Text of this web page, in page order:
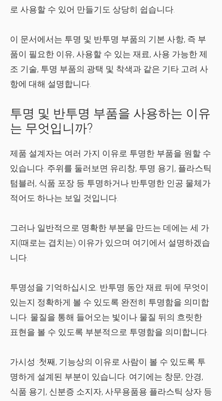
로 사용할 수 있어 만들기도 상당히 쉽습니다.
이 문서에서는 투명 및 반투명 부품의 기본 사항, 즉 부
품이 필요한 이유, 사용할 수 있는 재료, 사용 가능한 제
조 기술, 투명 부품의 광택 및 착색과 같은 기타 고려 사
항에 대해 설명합니다.
투명 및 반투명 부품을 사용하는 이유
는 무엇입니까?
제품 설계자는 여러 가지 이유로 투명한 부품을 원할 수
있습니다. 주위를 둘러보면 유리창, 투명 용기, 플라스틱
텀블러, 식품 포장 등 투명하거나 반투명한 인공 물체가
적어도 하나는 보일 것입니다.
그러나 일반적으로 명확한 부분을 만드는 데에는 세 가
지(때로는 겹치는) 이유가 있으며 여기에서 설명하겠습
니다.
투명성을 기억하십시오. 반투명 동안 재료 뒤에 무엇이
있는지 정확하게 볼 수 있도록 완전히 투명함을 의미합
니다. 물질을 통해 들어오는 빛이나 물질 뒤의 흐릿한
표현을 볼 수 있도록 부분적으로 투명함을 의미합니다.
가시성 :첫째, 기능상의 이유로 사람이 볼 수 있도록 투
명하게 설계된 부분이 있습니다. 여기에는 창문, 안경,
식품 용기, 신분증 소지자, 사무용품용 플라스틱 상자 등